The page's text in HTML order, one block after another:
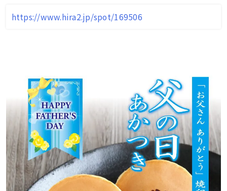
https://www.hira2.jp/spot/169506